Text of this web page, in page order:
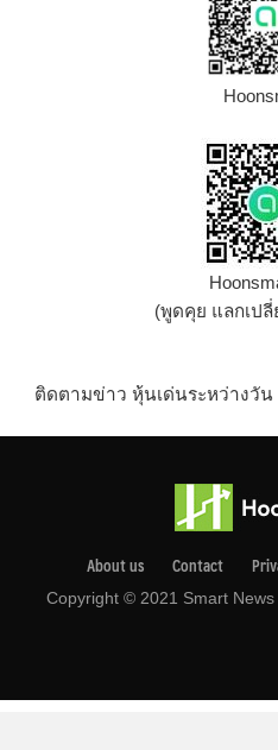
(พูดคุย แลกเป
ติดตามข่าว หุ้นเด่นระหว่างวัน
About us Contact
Copyright © 2021 Smart News